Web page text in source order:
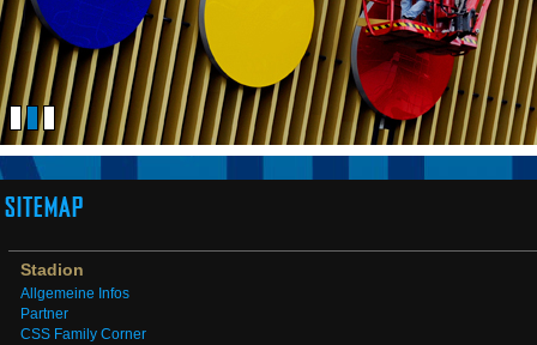
SITEMAP
Stadion
Allgemeine Infos
Partner
CSS Family Corner